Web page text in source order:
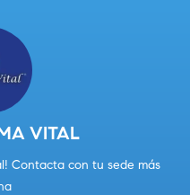
VITAL
Contacta con tu sede más